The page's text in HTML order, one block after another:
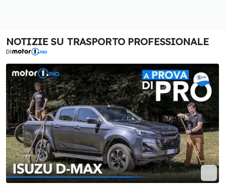
NOTIZIE SU TRASPORTO PROFESSIONALE
DI